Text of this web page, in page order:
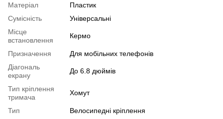
Матеріал
Пластик
Сумісність
Універсальні
Місце
встановлення
Кермо
Призначення
Для мобільних телефонів
Діагональ
екрану
До 6.8 дюймів
Тип кріплення
тримача
Хомут
Тип
Велосипедні кріплення